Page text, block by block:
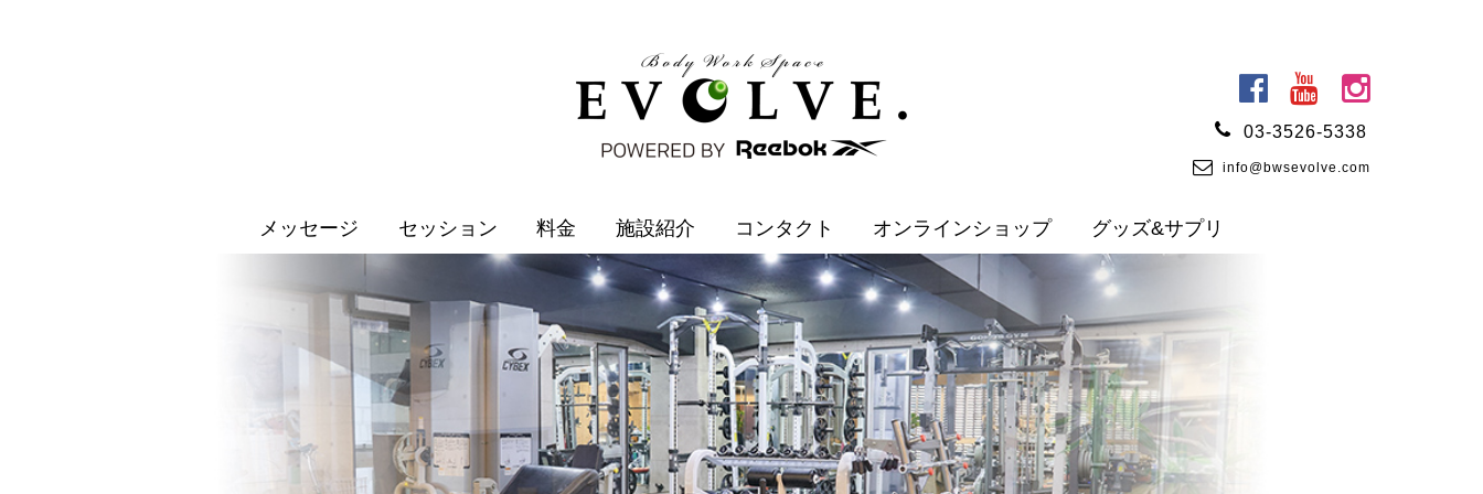
03-3526-5338
info@bwsevolve.com
メッセージ セッション 料金 施設紹介 コンタクト オンラインショップ グッズ&サプリ